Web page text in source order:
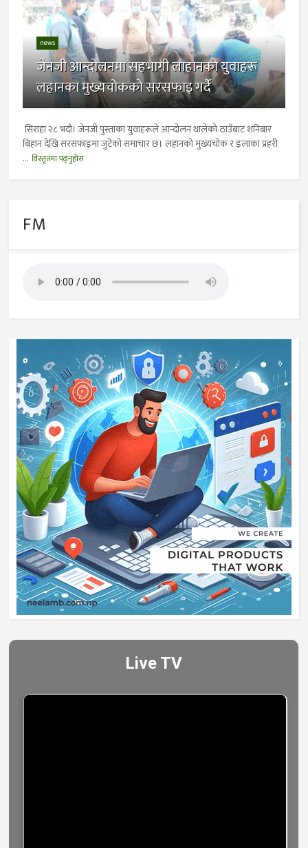
news
जेनजी आन्दोलनमा सहभागी लाहानकाे युवाहरू
लहानका मुख्यचोककाे सरसफाइ गर्दै
सिराहा २८ भदौ। जेनजी पुस्ताका युवाहरूले आन्दोलन थालेको ठाउँबाट शनिबार
बिहान देखि सरसफाइमा जुटेकाे समाचार छ। लहानको मुख्यचोक र इलाका प्रहरी
... विस्तृतमा पढ्नुहोस
FM